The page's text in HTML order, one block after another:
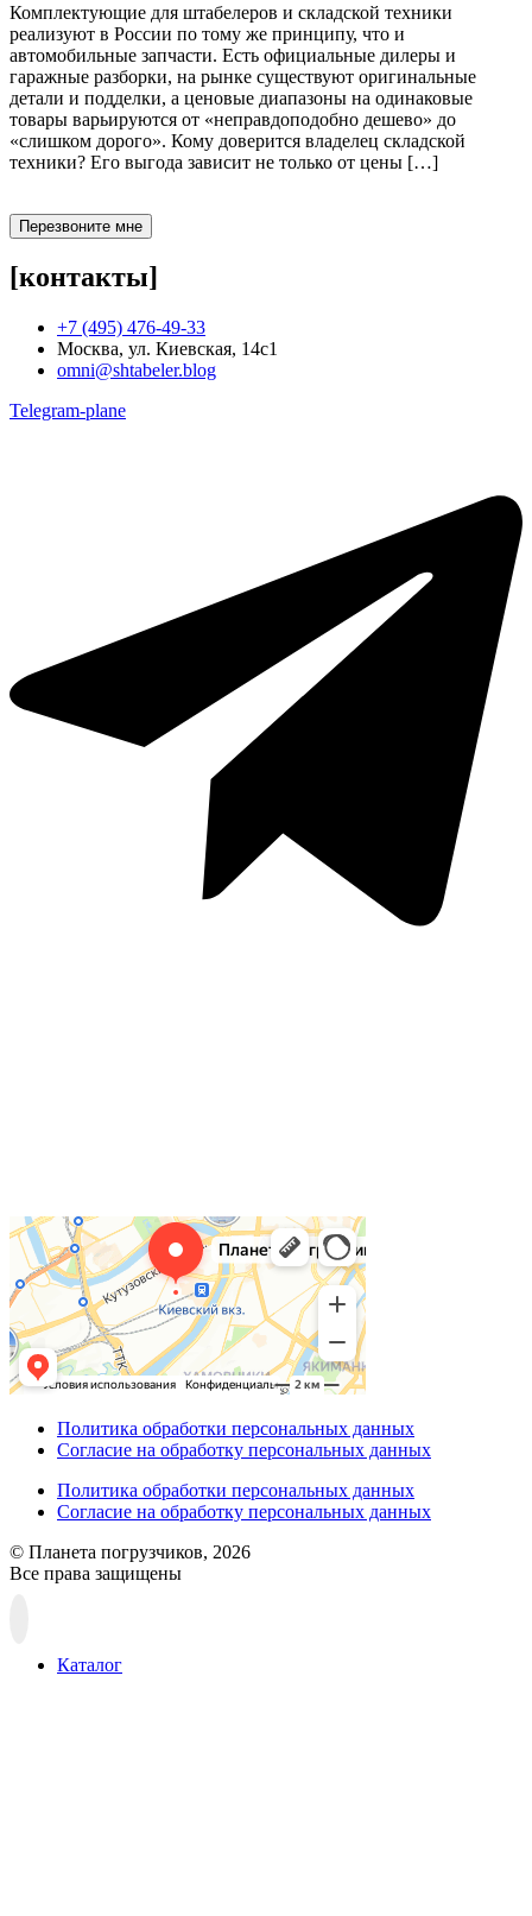
Комплектующие для штабелеров и складской техники
реализуют в России по тому же принципу, что и
автомобильные запчасти. Есть официальные дилеры и
гаражные разборки, на рынке существуют оригинальные
детали и подделки, а ценовые диапазоны на одинаковые
товары варьируются от «неправдоподобно дешево» до
«слишком дорого». Кому доверится владелец складской
техники? Его выгода зависит не только от цены […]
Перезвоните мне
[контакты]
+7 (495) 476-49-33
Москва, ул. Киевская, 14с1
omni@shtabeler.blog
Telegram-plane
Политика обработки персональных данных
Согласие на обработку персональных данных
Политика обработки персональных данных
Согласие на обработку персональных данных
© Планета погрузчиков, 2026
Все права защищены
Каталог